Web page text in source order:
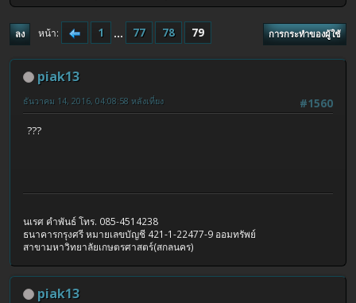
ลง หน้า 1 ... 77 78 79 การกระทำของผู้ใช้
piak13
#1560
ธันวาคม 14, 2016, 04:08:58 หลังเที่ยง
???
นเรศ คำพันธ์ โทร. 085-4514238
ธนาคารกรุงศรี หมายเลขบัญชี 421-1-22477-9 ออมทรัพย์
สาขามหาวิทยาลัยเกษตรศาสตร์(สกลนคร)
piak13